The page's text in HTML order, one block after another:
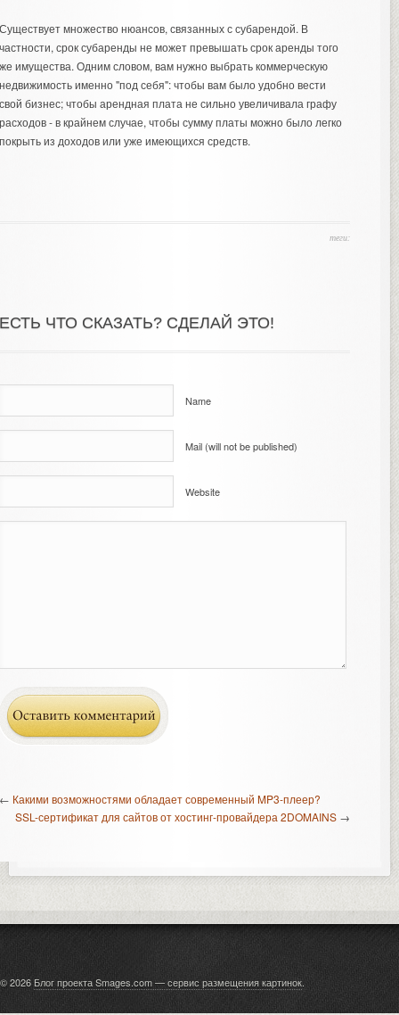
множество нюансов, связанных с субарендой. В
срок субаренды не может превышать срок аренды того
имущества. Одним словом, вам нужно выбрать коммерческую
именно "под себя": чтобы вам было удобно вести
бизнес; чтобы арендная плата не сильно увеличивала графу
- в крайнем случае, чтобы сумму платы можно было легко
из доходов или уже имеющихся средств.
теги:
ЧТО СКАЗАТЬ? СДЕЛАЙ ЭТО!
Name
Mail (will not be published)
Website
Какими возможностями обладает современный MP3-плеер?
SSL-сертификат для сайтов от хостинг-провайдера 2DOMAINS →
© 2026 Блог проекта Smages.com — сервис размещения картинок.